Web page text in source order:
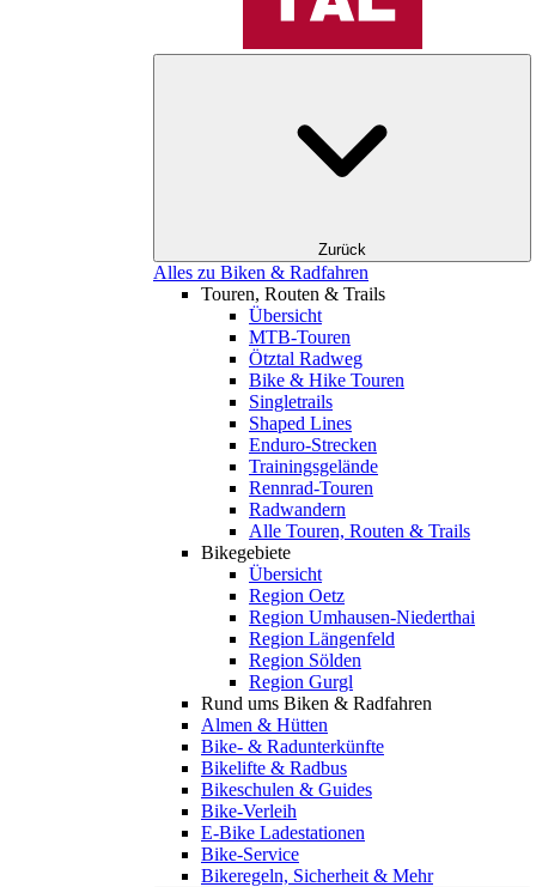
Zurück
Alles zu Biken & Radfahren
Touren, Routen & Trails
Übersicht
MTB-Touren
Ötztal Radweg
Bike & Hike Touren
Singletrails
Shaped Lines
Enduro-Strecken
Trainingsgelände
Rennrad-Touren
Radwandern
Alle Touren, Routen & Trails
Bikegebiete
Übersicht
Region Oetz
Region Umhausen-Niederthai
Region Längenfeld
Region Sölden
Region Gurgl
Rund ums Biken & Radfahren
Almen & Hütten
Bike- & Radunterkünfte
Bikelifte & Radbus
Bikeschulen & Guides
Bike-Verleih
E-Bike Ladestationen
Bike-Service
Bikeregeln, Sicherheit & Mehr